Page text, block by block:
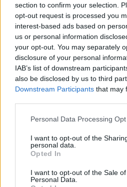
section to confirm your selection.
opt-out request is processed you
interest-based ads based on
us or personal information
your opt-out. You may separately
disclosure of your personal
IAB’s list of downstream
also be disclosed by us to third
Downstream Participants that may
Personal Data Processing
I want to opt-out of the
personal data.
Opted In
I want to opt-out of the Sale
Personal Data.